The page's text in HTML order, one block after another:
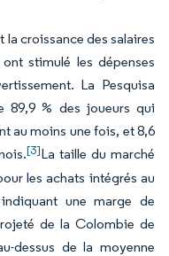
croissance des salaires
stimulé les dépenses
La Pesquisa
89,9 % des joueurs qui
au moins une fois, et 8,6
[3]La taille du marché
les achats intégrés au
une marge de
de la Colombie de
dessus de la moyenne